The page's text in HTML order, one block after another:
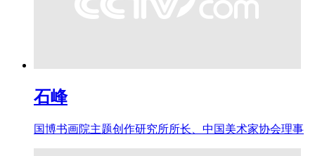
石峰
国博书画院主题创作研究所所长、中国美术家协会理事